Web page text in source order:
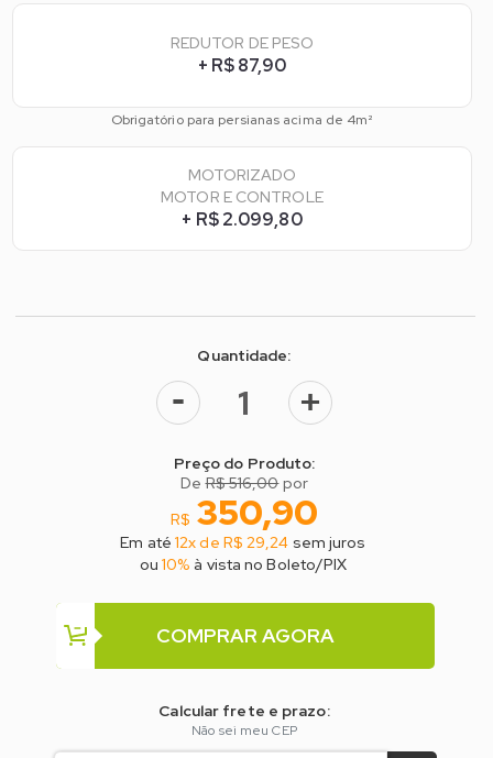
REDUTOR DE PESO
+ R$ 87,90
Obrigatório para persianas acima de 4m²
MOTORIZADO
MOTOR E CONTROLE
+ R$ 2.099,80
Quantidade:
- +
Preço do Produto:
DeR$ 516,00por
R$ 350,90
Em até12x de R$ 29,24 sem juros
ou 10% à vista no Boleto/PIX
COMPRAR AGORA
Calcular frete e prazo:
Não sei meu CEP